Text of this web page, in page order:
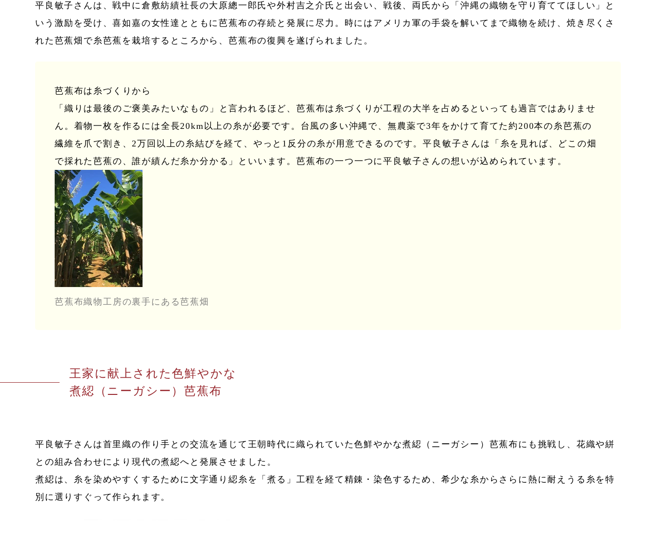
平良敏子さんは、戦中に倉敷紡績社長の大原總一郎氏や外村吉之介氏と出会い、戦後、両氏から「沖縄の織物を守り育ててほしい」と
いう激励を受け、喜如嘉の女性達とともに芭蕉布の存続と発展に尽力。時にはアメリカ軍の手袋を解いてまで織物を続け、焼き尽くさ
れた芭蕉畑で糸芭蕉を栽培するところから、芭蕉布の復興を遂げられました。
芭蕉布は糸づくりから
「織りは最後のご褒美みたいなもの」と言われるほど、芭蕉布は糸づくりが工程の大半を占めるといっても過言ではありませ
ん。着物一枚を作るには全長20km以上の糸が必要です。台風の多い沖縄で、無農薬で3年をかけて育てた約200本の糸芭蕉の
繊維を爪で割き、2万回以上の糸結びを経て、やっと1反分の糸が用意できるのです。平良敏子さんは「糸を見れば、どこの畑
で採れた芭蕉の、誰が績んだ糸か分かる」といいます。芭蕉布の一つ一つに平良敏子さんの想いが込められています。
芭蕉布織物工房の裏手にある芭蕉畑
王家に献上された色鮮やかな
煮綛（ニーガシー）芭蕉布
平良敏子さんは首里織の作り手との交流を通じて王朝時代に織られていた色鮮やかな煮綛（ニーガシー）芭蕉布にも挑戦し、花織や絣
との組み合わせにより現代の煮綛へと発展させました。
煮綛は、糸を染めやすくするために文字通り綛糸を「煮る」工程を経て精錬・染色するため、希少な糸からさらに熱に耐えうる糸を特
別に選りすぐって作られます。